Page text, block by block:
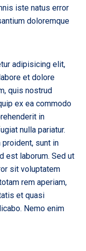
iste natus error
doloremque
adipisicing elit,
et dolore
quis nostrud
ex ea commodo
in
nulla pariatur.
sunt in
est laborum. Sed ut
sit voluptatem
rem aperiam,
et quasi
Nemo enim